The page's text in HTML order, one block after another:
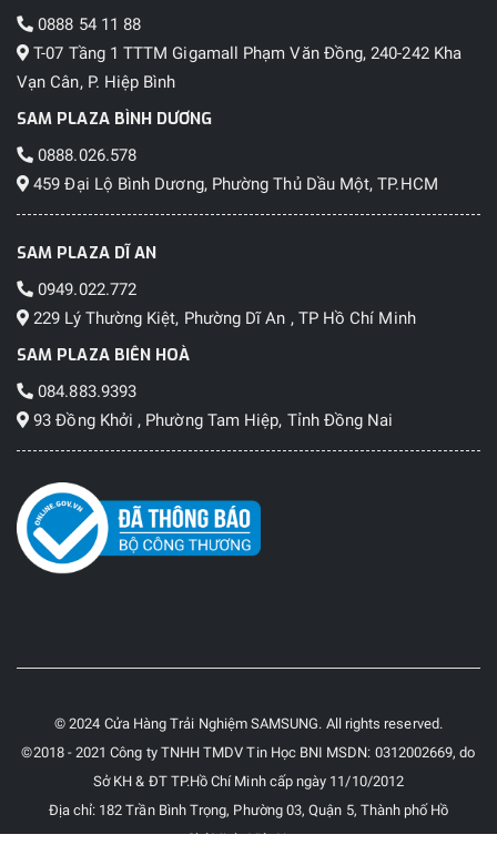
0888 54 11 88
T-07 Tầng 1 TTTM Gigamall Phạm Văn Đồng, 240-242 Kha
Vạn Cân, P. Hiệp Bình
SAM PLAZA BÌNH DƯƠNG
0888.026.578
459 Đại Lộ Bình Dương, Phường Thủ Dầu Một, TP.HCM
SAM PLAZA DĨ AN
0949.022.772
229 Lý Thường Kiệt, Phường Dĩ An , TP Hồ Chí Minh
SAM PLAZA BIÊN HOÀ
084.883.9393
93 Đồng Khởi , Phường Tam Hiệp, Tỉnh Đồng Nai
© 2024 Cửa Hàng Trải Nghiệm SAMSUNG. All rights reserved.
©2018 - 2021 Công ty TNHH TMDV Tin Học BNI MSDN: 0312002669, do
Sở KH & ĐT TP.Hồ Chí Minh cấp ngày 11/10/2012
Địa chỉ: 182 Trần Bình Trọng, Phường 03, Quận 5, Thành phố Hồ
Chí Minh, Việt Nam.